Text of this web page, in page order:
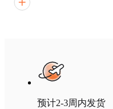
预计2-3周内发货